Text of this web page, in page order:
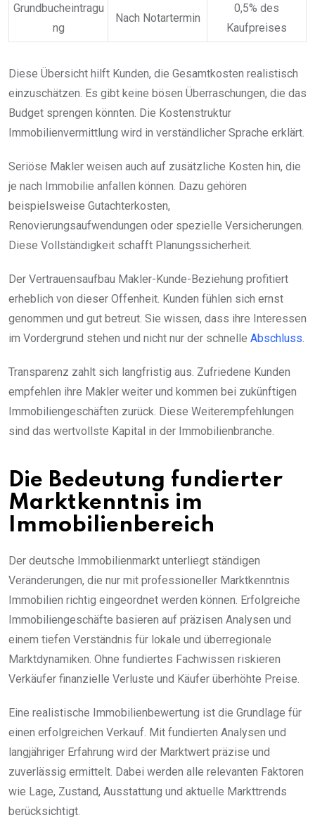
Grundbucheintragu
ng
Nach Notartermin
0,5% des
Kaufpreises
Diese Übersicht hilft Kunden, die Gesamtkosten realistisch
einzuschätzen. Es gibt keine bösen Überraschungen, die das
Budget sprengen könnten. Die Kostenstruktur
Immobilienvermittlung wird in verständlicher Sprache erklärt.
Seriöse Makler weisen auch auf zusätzliche Kosten hin, die
je nach Immobilie anfallen können. Dazu gehören
beispielsweise Gutachterkosten,
Renovierungsaufwendungen oder spezielle Versicherungen.
Diese Vollständigkeit schafft Planungssicherheit.
Der Vertrauensaufbau Makler-Kunde-Beziehung profitiert
erheblich von dieser Offenheit. Kunden fühlen sich ernst
genommen und gut betreut. Sie wissen, dass ihre Interessen
im Vordergrund stehen und nicht nur der schnelle Abschluss
Transparenz zahlt sich langfristig aus. Zufriedene Kunden
empfehlen ihre Makler weiter und kommen bei zukünftigen
Immobiliengeschäften zurück. Diese Weiterempfehlungen
sind das wertvollste Kapital in der Immobilienbranche.
Die Bedeutung fundierter
Marktkenntnis im
Immobilienbereich
Der deutsche Immobilienmarkt unterliegt ständigen
Veränderungen, die nur mit professioneller Marktkenntnis
Immobilien richtig eingeordnet werden können. Erfolgreiche
Immobiliengeschäfte basieren auf präzisen Analysen und
einem tiefen Verständnis für lokale und überregionale
Marktdynamiken. Ohne fundiertes Fachwissen riskieren
Verkäufer finanzielle Verluste und Käufer überhöhte Preise.
Eine realistische Immobilienbewertung ist die Grundlage für
einen erfolgreichen Verkauf. Mit fundierten Analysen und
langjähriger Erfahrung wird der Marktwert präzise und
zuverlässig ermittelt. Dabei werden alle relevanten Faktoren
wie Lage, Zustand, Ausstattung und aktuelle Markttrends
berücksichtigt.